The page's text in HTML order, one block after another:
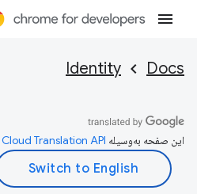
Docs
Identity
این صفحه به‌وسیله